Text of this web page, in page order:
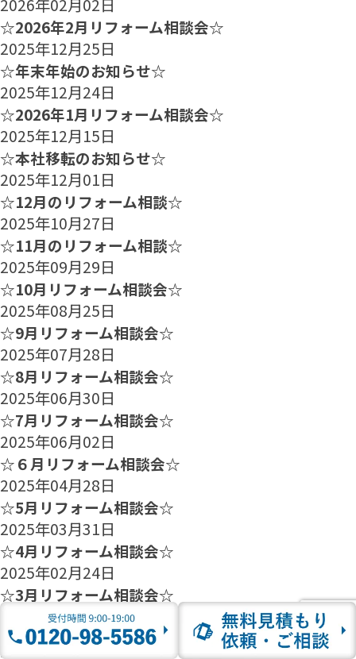
2026年02月02日
☆2026年2月リフォーム相談会☆
2025年12月25日
☆年末年始のお知らせ☆
2025年12月24日
☆2026年1月リフォーム相談会☆
2025年12月15日
☆本社移転のお知らせ☆
2025年12月01日
☆12月のリフォーム相談☆
2025年10月27日
☆11月のリフォーム相談☆
2025年09月29日
☆10月リフォーム相談会☆
2025年08月25日
☆9月リフォーム相談会☆
2025年07月28日
☆8月リフォーム相談会☆
2025年06月30日
☆7月リフォーム相談会☆
2025年06月02日
☆６月リフォーム相談会☆
2025年04月28日
☆5月リフォーム相談会☆
2025年03月31日
☆4月リフォーム相談会☆
2025年02月24日
☆3月リフォーム相談会☆
2025年01月27日
☆2月のリフォーム相談会のご案内☆